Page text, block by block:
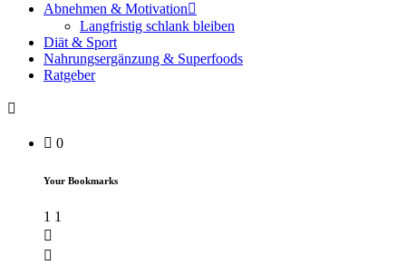
Abnehmen & Motivation
Langfristig schlank bleiben
Diät & Sport
Nahrungsergänzung & Superfoods
Ratgeber
0
Your Bookmarks
1 1